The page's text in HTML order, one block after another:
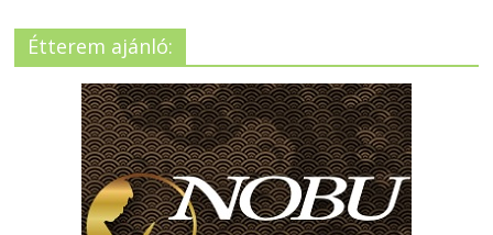
Étterem ajánló: